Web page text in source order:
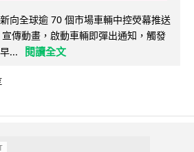
向全球逾 70 個市場車輛中控熒幕推送
宣傳動畫，啟動車輛即彈出通知，觸發
...
閱讀全文